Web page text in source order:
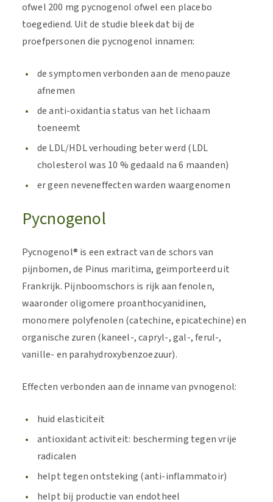
ofwel 200 mg pycnogenol ofwel een placebo
toegediend. Uit de studie bleek dat bij de
proefpersonen die pycnogenol innamen:
de symptomen verbonden aan de menopauze
afnemen
de anti-oxidantia status van het lichaam
toeneemt
de LDL/HDL verhouding beter werd (LDL
cholesterol was 10 % gedaald na 6 maanden)
er geen neveneffecten warden waargenomen
Pycnogenol
Pycnogenol® is een extract van de schors van
pijnbomen, de Pinus maritima, geïmporteerd uit
Frankrijk. Pijnboomschors is rijk aan fenolen,
waaronder oligomere proanthocyanidinen,
monomere polyfenolen (catechine, epicatechine) en
organische zuren (kaneel-, capryl-, gal-, ferul-,
vanille- en parahydroxybenzoezuur).
Effecten verbonden aan de inname van pvnogenol:
huid elasticiteit
antioxidant activiteit: bescherming tegen vrije
radicalen
helpt tegen ontsteking (anti-inflammatoir)
helpt bij productie van endotheel